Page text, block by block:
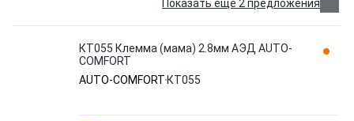
Показать еще 2 предложения
КТ055 Клемма (мама) 2.8мм АЭД AUTO-
COMFORT
AUTO-COMFORT КТ055